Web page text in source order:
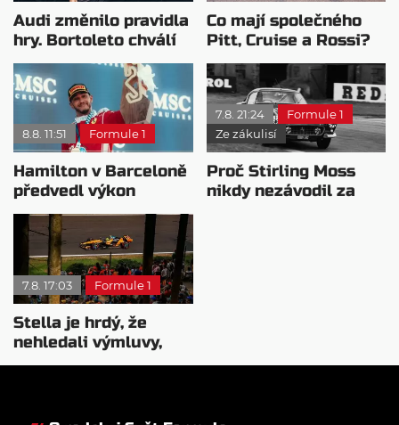
Audi změnilo pravidla
hry. Bortoleto chválí
nový tým i jeho
mentalitu
Co mají společného
Pitt, Cruise a Rossi?
Všichni řídili
monopost F1
8.8. 11:51 Formule 1
Hamilton v Barceloně
předvedl výkon
pravého šampiona
7.8. 21:24
Formule 1
Ze zákulisí
Proč Stirling Moss
nikdy nezávodil za
7.8. 17:03 Formule 1
Stella je hrdý, že
nehledali výmluvy,
proč nedokážou